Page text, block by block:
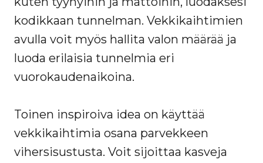
kodikkaan tunnelman. Vekkikaihtimien
avulla voit myös hallita valon määrää ja
luoda erilaisia tunnelmia eri
vuorokaudenaikoina.
Toinen inspiroiva idea on käyttää
vekkikaihtimia osana parvekkeen
vihersisustusta. Voit sijoittaa kasveja